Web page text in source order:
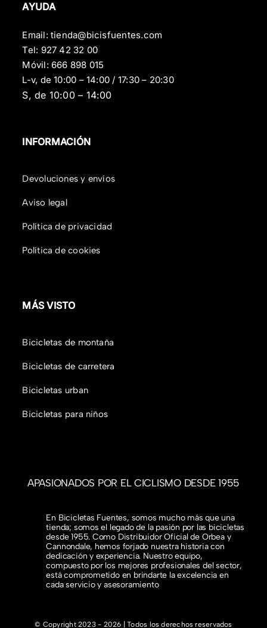
AYUDA
Email:tienda@bicisfuentes.com
Tel: 927 42 32 00
Móvil: 666 898 015
L-v, de 10:00 – 14:00 / 17:30 – 20:30
S, de 10:00 – 14:00
INFORMACIÓN
Devoluciones y envíos
Aviso legal
Política de privacidad
Política de cookies
MÁS VISTO
Bicicletas de montaña
Bicicletas de carretera
Bicicletas urban
Bicicletas para niños
APASIONADOS POR EL CICLISMO DESDE 1955
En Bicicletas Fuentes, somos mucho más que una
tienda; somos el legado de la pasión por las bicicletas
desde 1955. Como Distribuidor Oficial de Orbea y
Cannondale, hemos forjado nuestra historia con
dedicación y experiencia. Nuestro equipo,
compuesto por los mejores profesionales del sector,
está comprometido en brindarte la excelencia en
cada servicio y asesoramiento
© Copyright 2023 - 2026 | Todos los derechos reservados